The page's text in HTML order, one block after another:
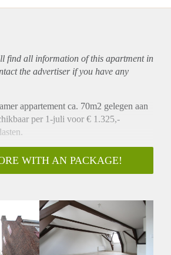
find all information of this apartmentin
the advertiser if you have any
appartement ca. 70m2 gelegen aan
per 1-juli voor € 1.325,-
appartement is gelegen op
voormalig pandhuis waar een bank
van een ruime woonkamer met open
van alle benodigde inbouwapparatuur.
een ruime slaapkamer en
en wastafel. Er is een separaat toilet en
WITH AN PACKAGE!